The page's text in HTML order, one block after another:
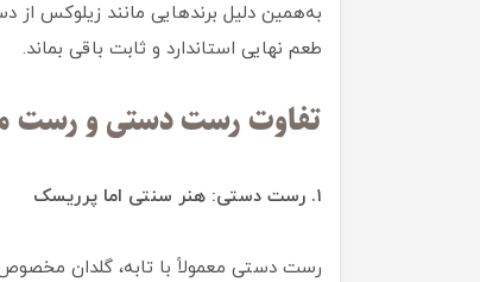
به‌همین دلیل برندهایی مانند زیلوکس
طعم نهایی استاندارد و ثابت باقی بماند.
تفاوت رست دستی و رست
۱. رست دستی: هنر سنتی اما پرریسک
رست دستی معمولاً با تابه، گلدان